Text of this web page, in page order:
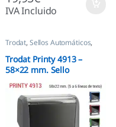
IVA Incluido
Trodat, Sellos Automáticos,
Sellos empresas
Trodat Printy 4913 –
58×22 mm. Sello
personalizado